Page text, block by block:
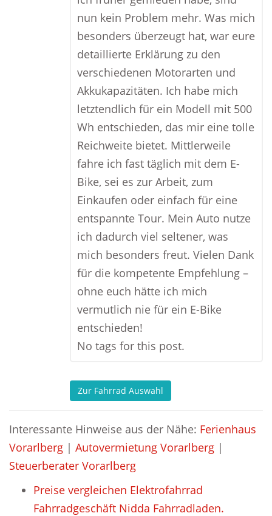
nun kein Problem mehr. Was mich
besonders überzeugt hat, war eure
detaillierte Erklärung zu den
verschiedenen Motorarten und
Akkukapazitäten. Ich habe mich
letztendlich für ein Modell mit 500
Wh entschieden, das mir eine tolle
Reichweite bietet. Mittlerweile
fahre ich fast täglich mit dem E-
Bike, sei es zur Arbeit, zum
Einkaufen oder einfach für eine
entspannte Tour. Mein Auto nutze
ich dadurch viel seltener, was
mich besonders freut. Vielen Dank
für die kompetente Empfehlung –
ohne euch hätte ich mich
vermutlich nie für ein E-Bike
entschieden!
No tags for this post.
Zur Fahrrad Auswahl
Interessante Hinweise aus der Nähe: Ferienhaus
Vorarlberg | Autovermietung Vorarlberg |
Steuerberater Vorarlberg
Preise vergleichen Elektrofahrrad
Fahrradgeschäft Nidda Fahrradladen.